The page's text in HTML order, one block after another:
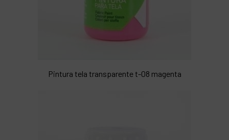
Pintura tela transparente t-08 magenta